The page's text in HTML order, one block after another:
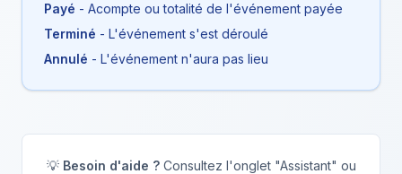
Payé - Acompte ou totalité de l'événement payée
Terminé - L'événement s'est déroulé
Annulé - L'événement n'aura pas lieu
💡 Besoin d'aide ?Consultez l'onglet "Assistant" ou